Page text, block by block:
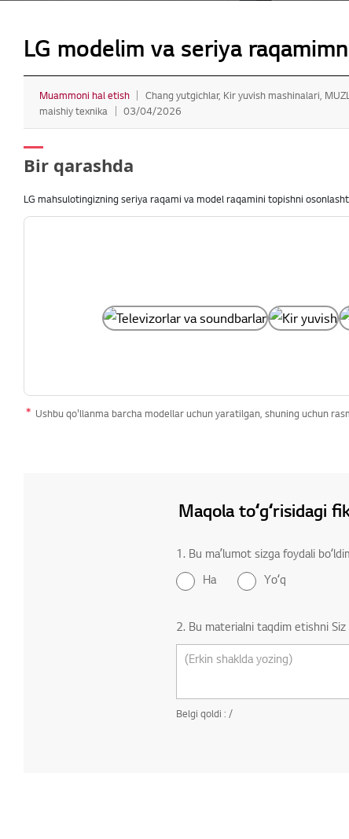
LG modelim va seriya
Muammoni hal etish
Chang yutgichlar, Kir yuvish mashinalari,
maishiy texnika
03/04/2026
Bir qarashda
LG mahsulotingizning seriya raqami va model raqamini topishni
Ushbu qo'llanma barcha modellar uchun yaratilgan, shuning uchun
Maqola toʻgʻrisidagi
1. Bu maʼlumot sizga foydali
Ha Yoʻq
2. Bu materialni taqdim etishni
Belgi qoldi : /